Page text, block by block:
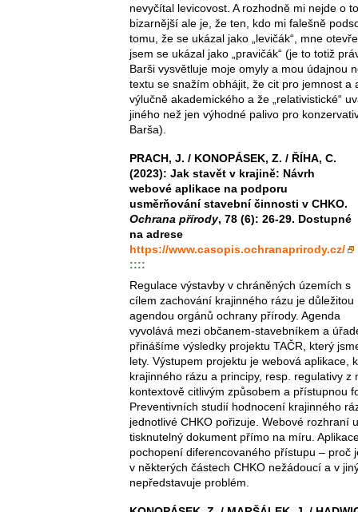
nevyčítal levicovost. A rozhodně mi nejde o
bizarnější ale je, že ten, kdo mi falešně
tomu, že se ukázal jako „levičák“, mne
jsem se ukázal jako „pravičák“ (je to totiž
Barši vysvětluje moje omyly a mou údajnou
textu se snažím obhájit, že cit pro jemnost a
výlučně akademického a že „relativistické“
jiného než jen výhodné palivo pro
Barša).
PRACH, J. / KONOPÁSEK, Z. / ŘÍHA, C.
(2023): Jak stavět v krajině: Návrh
webové aplikace na podporu
usměrňování stavební činnosti v CHKO.
Ochrana přírody, 78 (6): 26-29. Dostupné
na adrese
https://www.casopis.ochranaprirody.cz/
::::
Regulace výstavby v chráněných územích s
cílem zachování krajinného rázu je důležitou
agendou orgánů ochrany přírody. Agenda
vyvolává mezi občanem-stavebníkem a
přinášíme výsledky projektu TAČR, který
lety. Výstupem projektu je webová aplikace,
krajinného rázu a principy, resp. regulativy z
kontextově citlivým způsobem a přístupnou
Preventivních studií hodnocení krajinného
jednotlivé CHKO pořizuje. Webové rozhraní
tisknutelný dokument přímo na míru.
pochopení diferencovaného přístupu – proč
v některých částech CHKO nežádoucí a v
nepředstavuje problém.